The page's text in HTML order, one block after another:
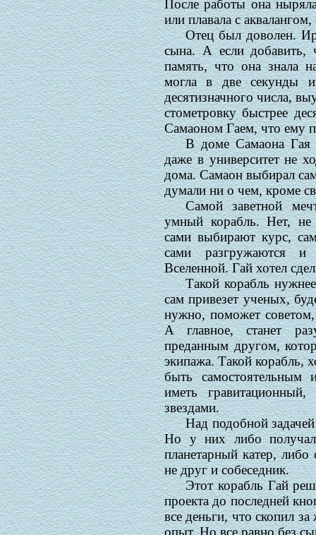
После работы она
или плавала с аквалангом,
Отец был доволен.
сына. А если добавить,
память, что она знала
могла в две секунды
десятизначного числа,
стометровку быстрее
Самаоном Гаем, что ему
В доме Самаона Гая
даже в университет не
дома. Самаон выбирал
думали ни о чем, кроме
Самой заветной
умный корабль. Нет, не
сами выбирают курс,
сами разгружаются и
Вселенной. Гай хотел
Такой корабль
сам привезет ученых,
нужно, поможет
А главное, станет
преданным другом,
экипажа. Такой корабль,
быть самостоятельным
иметь
звездами.
Над подобной
Но у них либо
планетарный катер,
не друг и собеседник.
Этот корабль Гай
проекта до последней
все деньги, что скопил
опыт. Но все равно без